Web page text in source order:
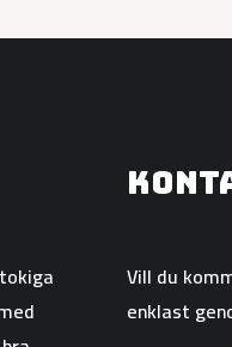
Vill du
enklast